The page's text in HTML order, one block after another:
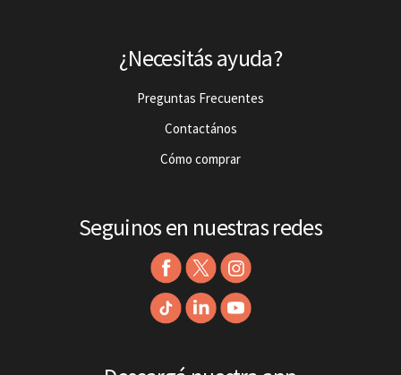
¿Necesitás ayuda?
Preguntas Frecuentes
Contactános
Cómo comprar
Seguinos en nuestras redes